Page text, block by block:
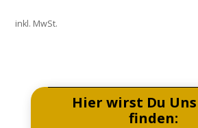
inkl. MwSt.
Hier wirst Du
finden: